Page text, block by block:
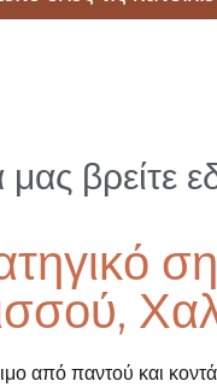
βρείτε
από παντού και